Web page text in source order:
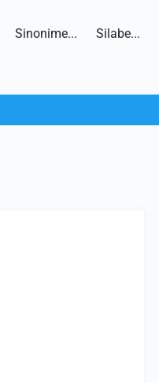
Sinonime... Silabe...